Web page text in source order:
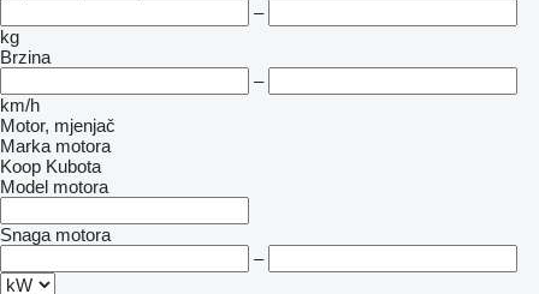
–
kg
Brzina
–
km/h
Motor, mjenjač
Marka motora
Koop Kubota
Model motora
Snaga motora
–